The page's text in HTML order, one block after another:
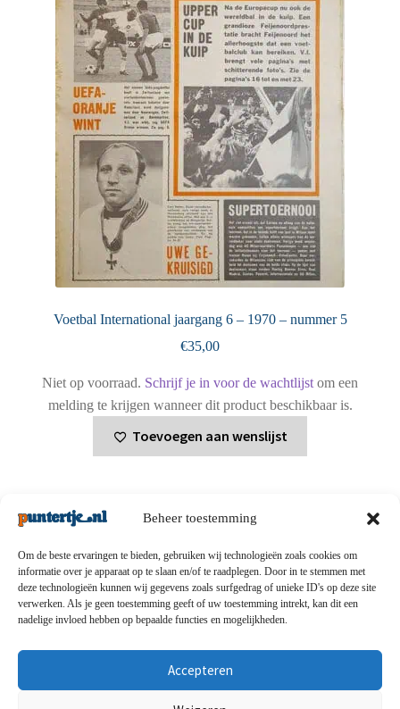
Beheer toestemming
Om de beste ervaringen te bieden, gebruiken wij technologieën zoals cookies om
informatie over je apparaat op te slaan en/of te raadplegen. Door in te stemmen met
deze technologieën kunnen wij gegevens zoals surfgedrag of unieke ID's op deze site
verwerken. Als je geen toestemming geeft of uw toestemming intrekt, kan dit een
nadelige invloed hebben op bepaalde functies en mogelijkheden.
Accepteren
Voetbal International jaargang 6 – 1970 – nummer 5
€35,00
Niet op voorraad. Schrijf je in voor de wachtlijst om een
melding te krijgen wanneer dit product beschikbaar is.
Toevoegen aan wenslijst
Privacybeleid-Verzending en retouren-Algemene
voorwaarden-Disclaimert-Betaalmethoden-Over ons
Contact